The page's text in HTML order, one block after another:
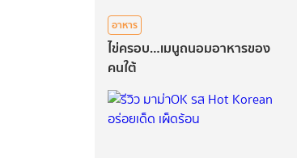
อาหาร
ไข่ครอบ…เมนูถนอมอาหารของ
คนใต้